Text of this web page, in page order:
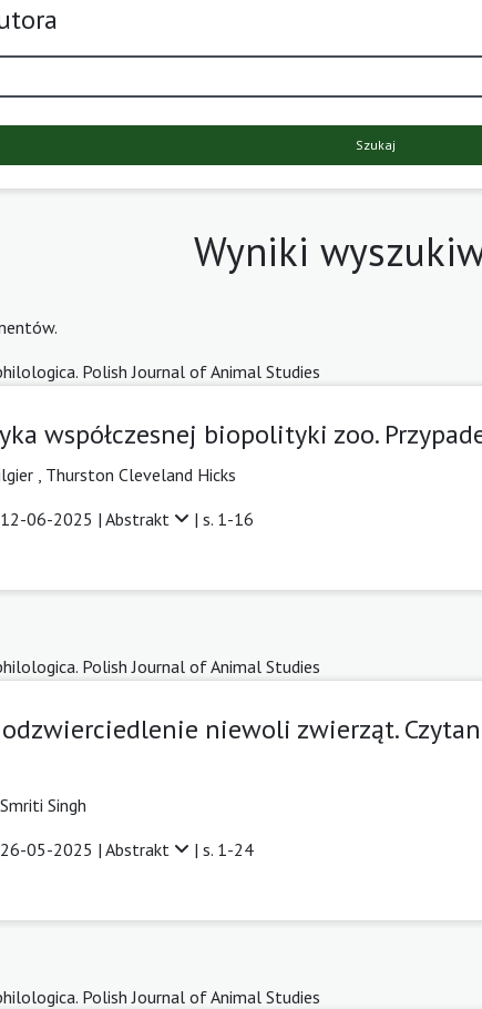
Szukaj
Wyniki
Polish Journal of Animal Studies
współczesnej biopolityki zoo.
Thurston Cleveland Hicks
06-2025 | Abstrakt | s. 1-16
Polish Journal of Animal Studies
niewoli zwierząt.
Smriti Singh
05-2025 | Abstrakt | s. 1-24
Polish Journal of Animal Studies